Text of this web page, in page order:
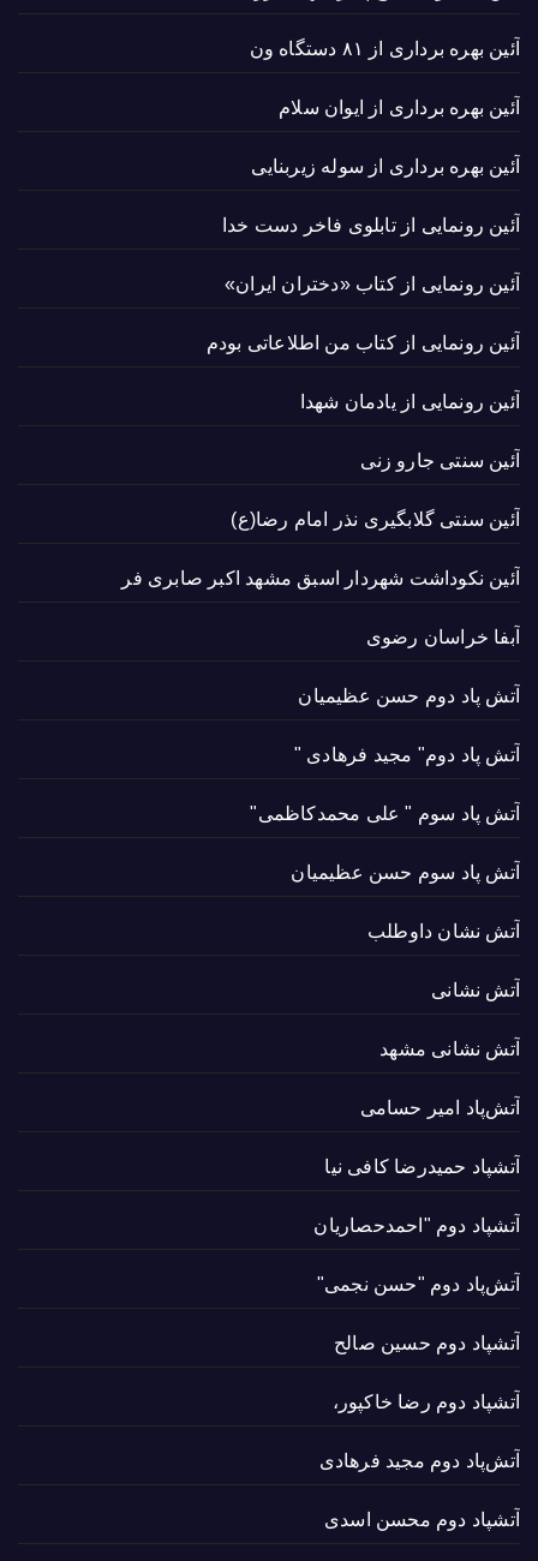
آئین بهره برداری از ۸۱ دستگاه ون
آئین بهره برداری از ایوان سلام
آئین بهره برداری از سوله زیربنایی
آئین رونمایی از تابلوی فاخر دست خدا
آئین رونمایی از کتاب «دختران ایران»
آئین رونمایی از کتاب من اطلاعاتی بودم
آئین رونمایی از یادمان شهدا
آئین سنتی جارو زنی
آئین سنتی گلابگیری نذر امام رضا(ع)
آئین نکوداشت شهردار اسبق مشهد اکبر صابری فر
آبفا خراسان رضوی
آتش پاد دوم حسن عظیمیان
آتش پاد دوم" مجید فرهادی "
آتش پاد سوم " علی محمدکاظمی"
آتش پاد سوم حسن عظیمیان
آتش نشان داوطلب
آتش نشانی
آتش نشانی مشهد
آتش‌پاد امیر حسامی
آتشپاد حميدرضا کافی نیا
آتشپاد دوم "احمدحصاریان
آتش‌پاد دوم "حسن نجمی"
آتشپاد دوم حسین صالح
آتشپاد دوم رضا خاکپور،
آتش‌پاد دوم مجید فرهادی
آتشپاد دوم محسن اسدی